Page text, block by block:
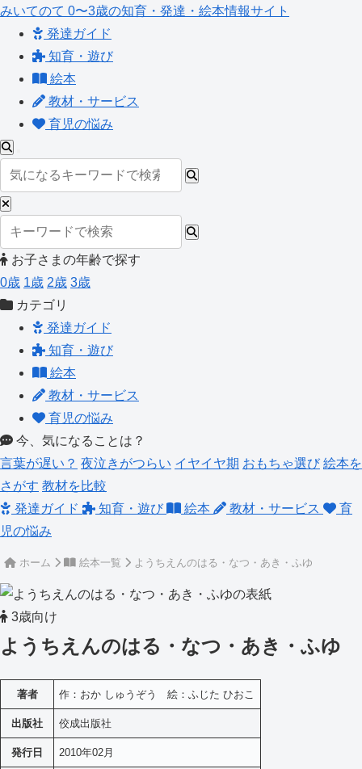
みいてのて 0〜3歳の知育・発達・絵本情報サイト
発達ガイド
知育・遊び
絵本
教材・サービス
育児の悩み
お子さまの年齢で探す
0歳 1歳 2歳 3歳
カテゴリ
発達ガイド
知育・遊び
絵本
教材・サービス
育児の悩み
今、気になることは？
言葉が遅い？ 夜泣きがつらい イヤイヤ期 おもちゃ選び 絵本を
さがす 教材を比較
発達ガイド
知育・遊び 絵本 教材・サービス
育
児の悩み
ホーム 絵本一覧 ようちえんのはる・なつ・あき・ふゆ
3歳向け
ようちえんのはる・なつ・あき・ふゆ
著者 作：おか しゅうぞう 絵：ふじた ひおこ
出版社 佼成出版社
発行日 2010年02月